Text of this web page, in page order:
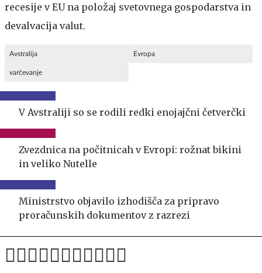
recesije v EU na položaj svetovnega gospodarstva in
devalvacija valut.
Avstralija Evropa
varčevanje
V Avstraliji so se rodili redki enojajčni četverčki
Zvezdnica na počitnicah v Evropi: rožnat bikini
in veliko Nutelle
Ministrstvo objavilo izhodišča za pripravo
proračunskih dokumentov z razrezi